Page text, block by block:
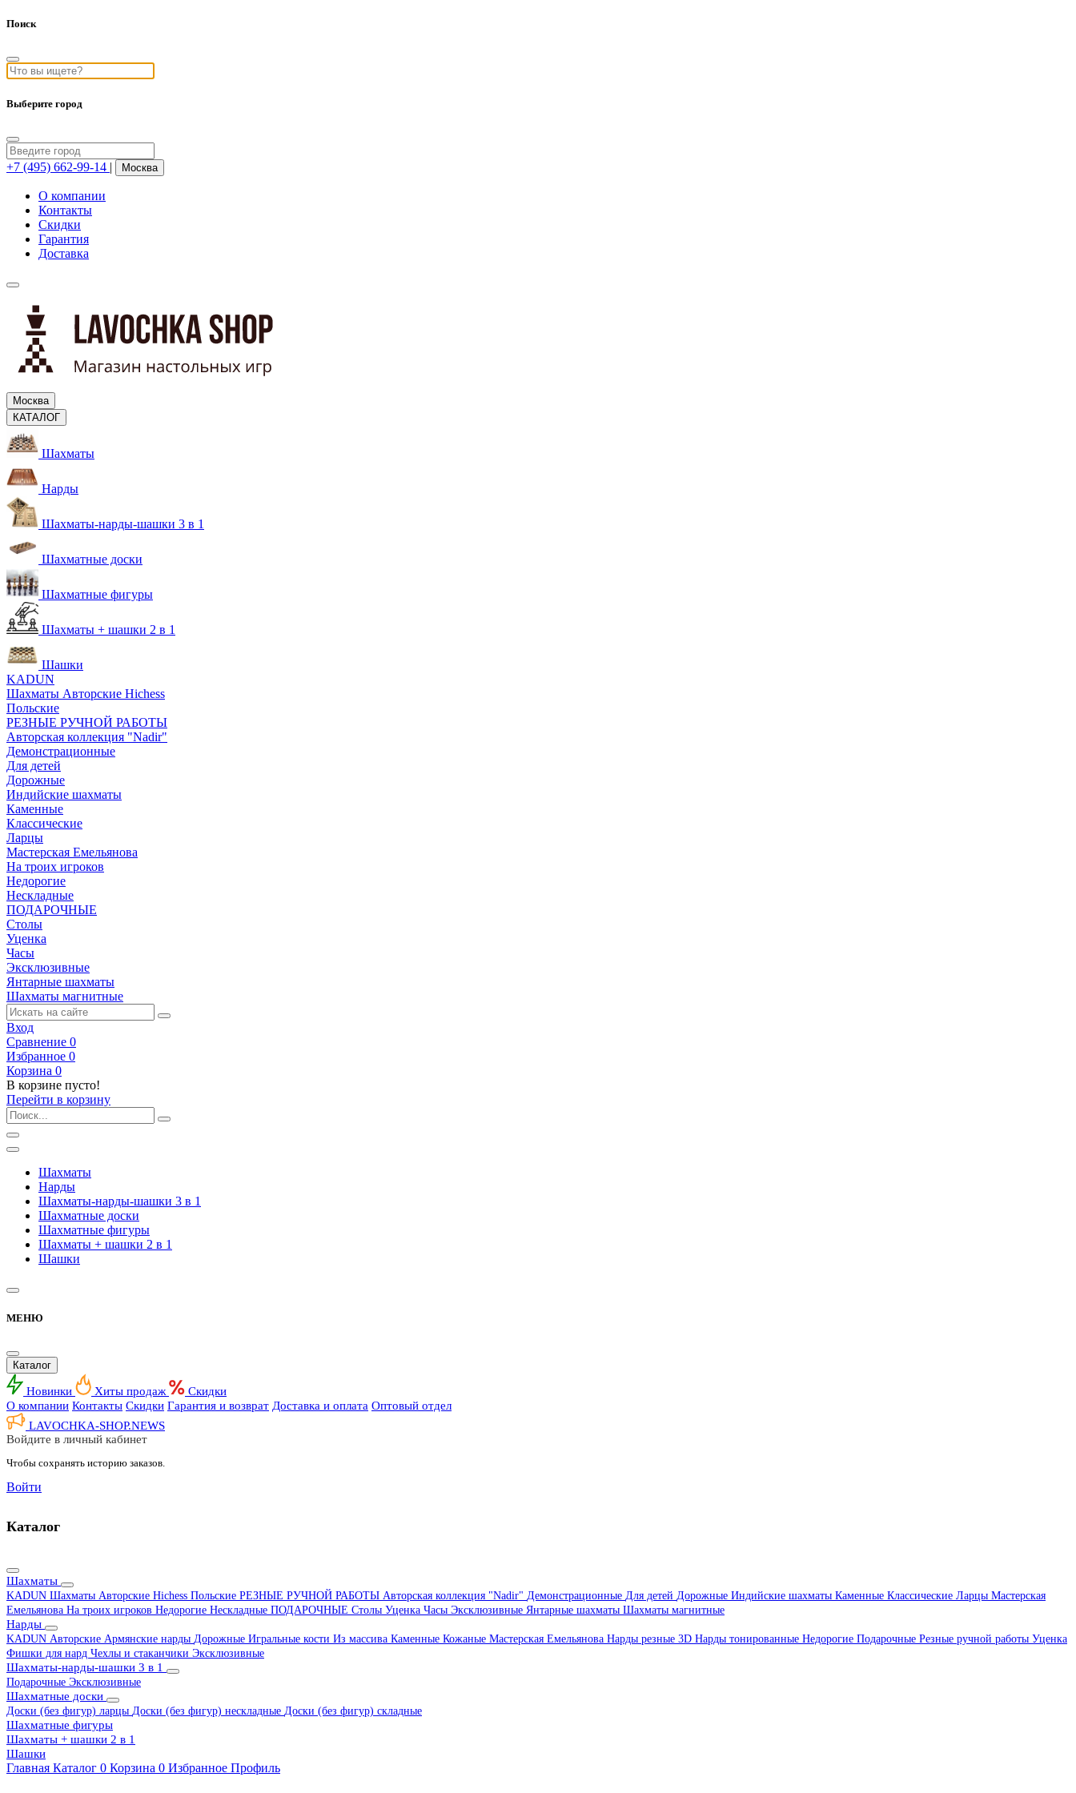
Поиск
Выберите город
+7 (495) 662-99-14 | Москва
О компании
Контакты
Скидки
Гарантия
Доставка
Москва
КАТАЛОГ
Шахматы
Нарды
Шахматы-нарды-шашки 3 в 1
Шахматные доски
Шахматные фигуры
Шахматы + шашки 2 в 1
Шашки
KADUN
Шахматы Авторские Hichess
Польские
РЕЗНЫЕ РУЧНОЙ РАБОТЫ
Авторская коллекция "Nadir"
Демонстрационные
Для детей
Дорожные
Индийские шахматы
Каменные
Классические
Ларцы
Мастерская Емельянова
На троих игроков
Недорогие
Нескладные
ПОДАРОЧНЫЕ
Столы
Уценка
Часы
Эксклюзивные
Янтарные шахматы
Шахматы магнитные
Вход
Сравнение 0
Избранное 0
Корзина 0
В корзине пусто!
Перейти в корзину
Шахматы
Нарды
Шахматы-нарды-шашки 3 в 1
Шахматные доски
Шахматные фигуры
Шахматы + шашки 2 в 1
Шашки
МЕНЮ
Каталог
Новинки Хиты продаж
Скидки
О компании Контакты Скидки Гарантия и возврат Доставка и оплата Оптовый отдел
LAVOCHKA-SHOP.NEWS
Войдите в личный кабинет
Чтобы сохранять историю заказов.
Войти
Каталог
Шахматы
KADUN Шахматы Авторские Hichess Польские РЕЗНЫЕ РУЧНОЙ РАБОТЫ Авторская коллекция "Nadir" Демонстрационные Для детей Дорожные Индийские шахматы Каменные Классические Ларцы Мастерская
Емельянова На троих игроков Недорогие Нескладные ПОДАРОЧНЫЕ Столы Уценка Часы Эксклюзивные Янтарные шахматы Шахматы магнитные
Нарды
KADUN Авторские Армянские нарды Дорожные Игральные кости Из массива Каменные Кожаные Мастерская Емельянова Нарды резные 3D Нарды тонированные Недорогие Подарочные Резные ручной работы Уценка
Фишки для нард Чехлы и стаканчики Эксклюзивные
Шахматы-нарды-шашки 3 в 1
Подарочные Эксклюзивные
Шахматные доски
Доски (без фигур) ларцы Доски (без фигур) нескладные Доски (без фигур) складные
Шахматные фигуры
Шахматы + шашки 2 в 1
Шашки
Главная Каталог 0 Корзина 0 Избранное Профиль